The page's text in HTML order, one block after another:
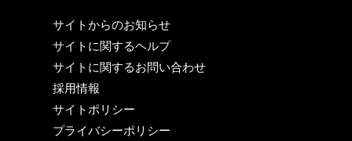
サイトからのお知らせ
サイトに関するヘルプ
サイトに関するお問い合わせ
採用情報
サイトポリシー
プライバシーポリシー